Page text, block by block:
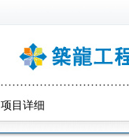
项目详细